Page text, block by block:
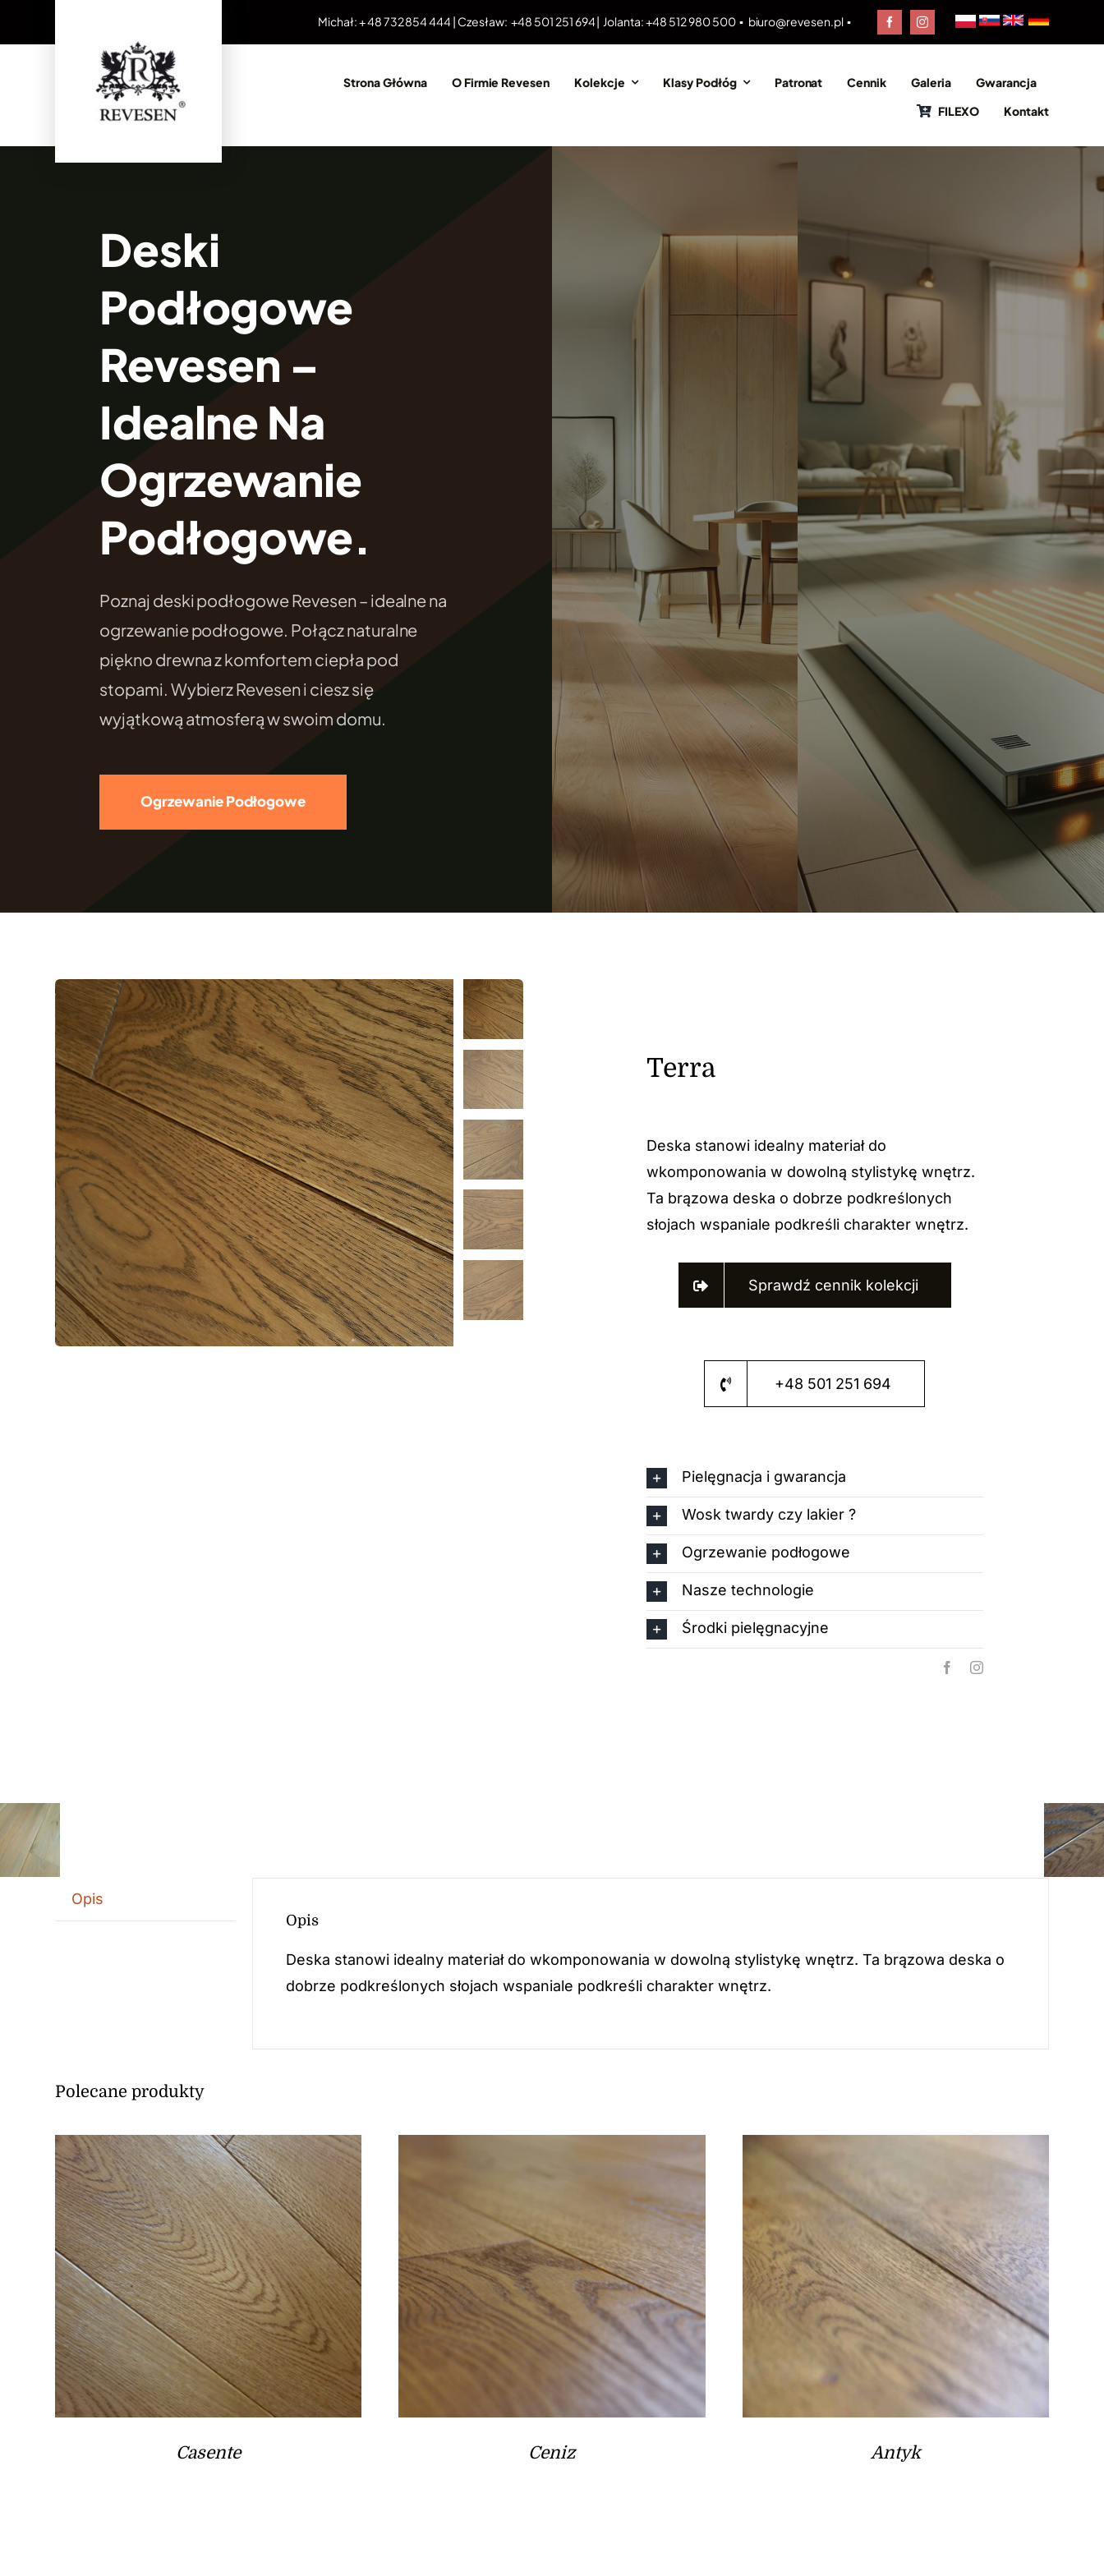
Michał: + 48 732 854 444 | Czesław: +48 501 251 694 | Jolanta: +48 512 980 500 ▪ biuro@revesen.pl ▪
Strona Główna O Firmie Revesen Kolekcje Klasy Podłóg Patronat Cennik Galeria
Gwarancja
FILEXO
Kontakt
Deski
Podłogowe
Revesen –
Idealne Na
Ogrzewanie
Podłogowe.
Poznaj deski podłogowe Revesen – idealne na
ogrzewanie podłogowe. Połącz naturalne
piękno drewna z komfortem ciepła pod
stopami. Wybierz Revesen i ciesz się
wyjątkową atmosferą w swoim domu.
Ogrzewanie Podłogowe
Terra
Deska stanowi idealny materiał do
wkomponowania w dowolną stylistykę wnętrz.
Ta brązowa deska o dobrze podkreślonych
słojach wspaniale podkreśli charakter wnętrz.
Sprawdź cennik kolekcji
+48 501 251 694
Pielęgnacja i gwarancja
Wosk twardy czy lakier ?
Ogrzewanie podłogowe
Nasze technologie
Środki pielęgnacyjne
Opis
Opis
Deska stanowi idealny materiał do wkomponowania w dowolną stylistykę wnętrz. Ta brązowa deska o
dobrze podkreślonych słojach wspaniale podkreśli charakter wnętrz.
Polecane produkty
Casente Ceniz Antyk